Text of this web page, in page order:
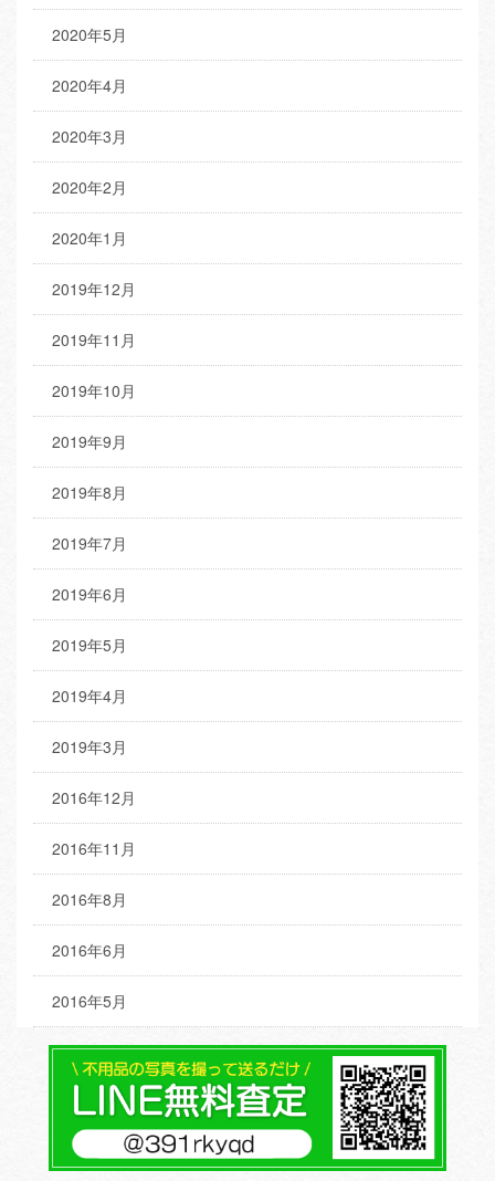
2020年5月
2020年4月
2020年3月
2020年2月
2020年1月
2019年12月
2019年11月
2019年10月
2019年9月
2019年8月
2019年7月
2019年6月
2019年5月
2019年4月
2019年3月
2016年12月
2016年11月
2016年8月
2016年6月
2016年5月